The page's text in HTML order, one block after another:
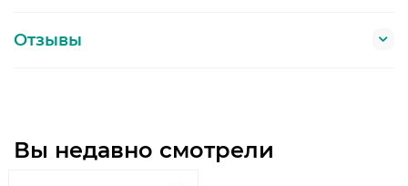
Отзывы
Вы недавно смотрели